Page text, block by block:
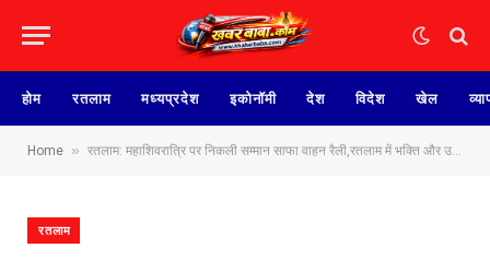
होम रतलाम मध्यप्रदेश इकोनॉमी देश विदेश खेल
Home » रतलाम: महाशिवरात्रि पर निकली सम्मान साफा वाहन रैली,रतलाम में भक्ति और उत्साह का अनूठा संगम
रतलाम